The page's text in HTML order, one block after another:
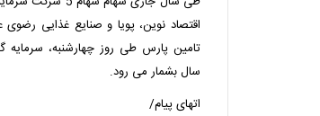
اقتصاد نوین، پویا و صنایع غذایی
تامین پارس طی روز چهارشنبه،
سال بشمار می رود.
اتهای پیام/